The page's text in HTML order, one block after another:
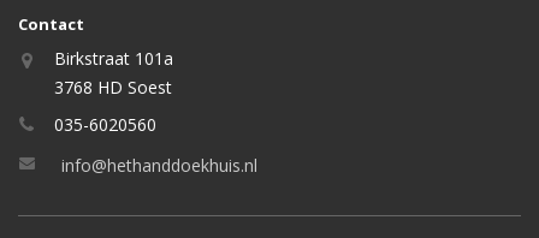
Contact
Birkstraat 101a
3768 HD Soest
035-6020560
info@hethanddoekhuis.nl